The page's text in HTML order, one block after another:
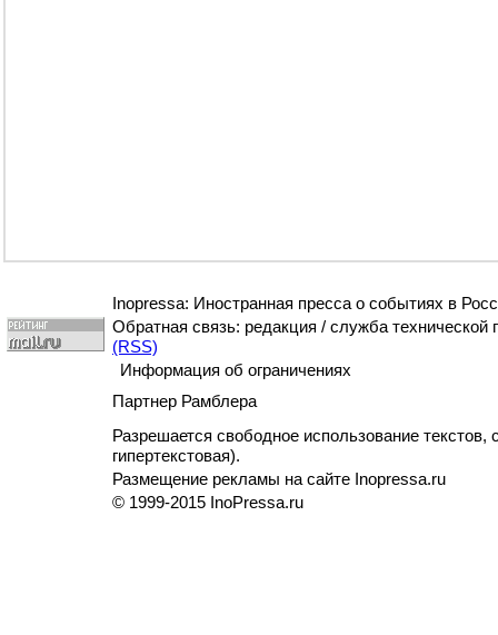
Inopressa: Иностранная пресса о событиях в
Обратная связь: редакция / служба технической
(RSS)
Информация об ограничениях
Партнер Рамблера
Разрешается свободное использование текстов,
гипертекстовая).
Размещение рекламы на сайте Inopressa.ru
© 1999-2015 InoPressa.ru